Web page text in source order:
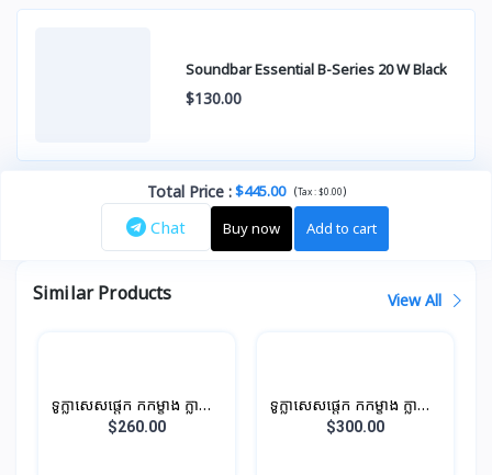
Soundbar Essential B-Series 20 W Black
$130.00
Total Price:$445.00 (Tax :$0.00)
Chat Buy now Add to cart
Similar Products View All
ទូក្លាសេសផ្តេក កកម្ខាង ក្លាស្សេ
ម្ខាង បណ្តោយ 0.96M 196L
$260.00
ទូក្លាសេសផ្តេក កកម្ខាង ក្លាស្សេ
ម្ខាង បណ្តោយ 1.1M 210L
$300.00